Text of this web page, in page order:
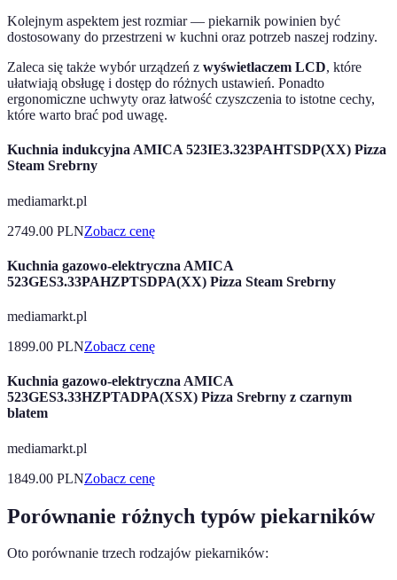
Kolejnym aspektem jest rozmiar — piekarnik powinien być
dostosowany do przestrzeni w kuchni oraz potrzeb naszej rodziny.
Zaleca się także wybór urządzeń z wyświetlaczem LCD, które
ułatwiają obsługę i dostęp do różnych ustawień. Ponadto
ergonomiczne uchwyty oraz łatwość czyszczenia to istotne cechy,
które warto brać pod uwagę.
Kuchnia indukcyjna AMICA 523IE3.323PAHTSDP(XX) Pizza
Steam Srebrny
mediamarkt.pl
2749.00 PLNZobacz cenę
Kuchnia gazowo-elektryczna AMICA
523GES3.33PAHZPTSDPA(XX) Pizza Steam Srebrny
mediamarkt.pl
1899.00 PLNZobacz cenę
Kuchnia gazowo-elektryczna AMICA
523GES3.33HZPTADPA(XSX) Pizza Srebrny z czarnym
blatem
mediamarkt.pl
1849.00 PLNZobacz cenę
Porównanie różnych typów piekarników
Oto porównanie trzech rodzajów piekarników: